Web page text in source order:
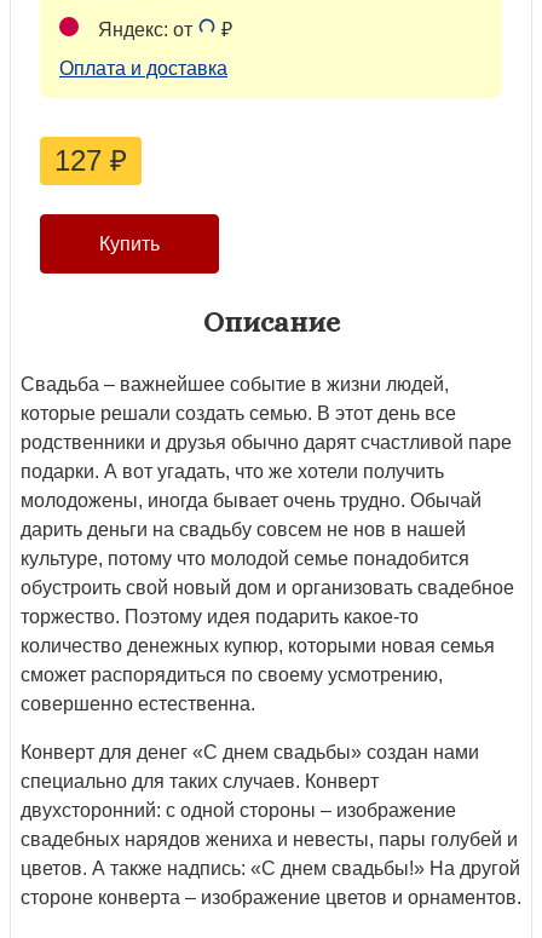
Яндекс: от
₽
Оплата и доставка
127 ₽
Описание
Свадьба – важнейшее событие в жизни людей,
которые решали создать семью. В этот день все
родственники и друзья обычно дарят счастливой паре
подарки. А вот угадать, что же хотели получить
молодожены, иногда бывает очень трудно. Обычай
дарить деньги на свадьбу совсем не нов в нашей
культуре, потому что молодой семье понадобится
обустроить свой новый дом и организовать свадебное
торжество. Поэтому идея подарить какое-то
количество денежных купюр, которыми новая семья
сможет распорядиться по своему усмотрению,
совершенно естественна.
Конверт для денег «С днем свадьбы» создан нами
специально для таких случаев. Конверт
двухсторонний: с одной стороны – изображение
свадебных нарядов жениха и невесты, пары голубей и
цветов. А также надпись: «С днем свадьбы!» На другой
стороне конверта – изображение цветов и орнаментов.